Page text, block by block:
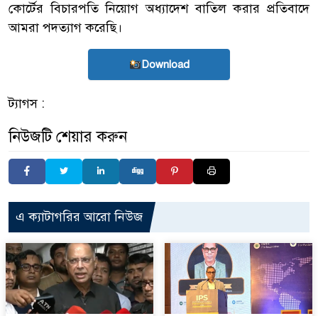
কোর্টের বিচারপতি নিয়োগ অধ্যাদেশ বাতিল করার প্রতিবাদে
আমরা পদত্যাগ করেছি।
Download
ট্যাগস :
নিউজটি শেয়ার করুন
এ ক্যাটাগরির আরো নিউজ